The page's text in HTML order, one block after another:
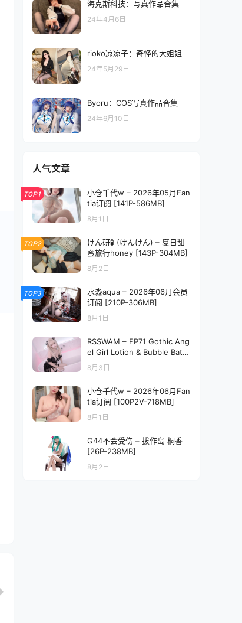
海克斯科技：写真作品合集
24年4月6日
rioko凉凉子：奇怪的大姐姐
24年5月29日
Byoru：COS写真作品合集
24年6月10日
人气文章
TOP1
小仓千代w – 2026年05月Fan
tia订阅 [141P-586MB]
8月1日
TOP2
けん研🧪 (けんけん) – 夏日甜
蜜旅行honey [143P-304MB]
8月2日
TOP3
水淼aqua – 2026年06月会员
订阅 [210P-306MB]
8月1日
RSSWAM – EP71 Gothic Ang
el Girl Lotion & Bubble Bath
[340P1V-3.17GB]
8月3日
小仓千代w – 2026年06月Fan
tia订阅 [100P2V-718MB]
8月1日
G44不会受伤 – 拔作岛 桐香
[26P-238MB]
8月2日